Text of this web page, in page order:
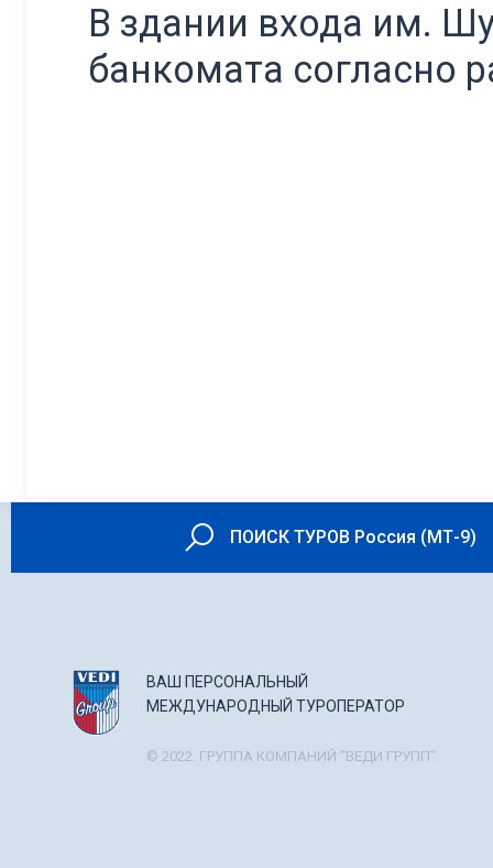
В здании входа им.
банкомата согласно
ПОИСК ТУРОВ Россия (МТ-9)
ВАШ ПЕРСОНАЛЬНЫЙ
МЕЖДУНАРОДНЫЙ ТУРОПЕРАТОР
© 2022. ГРУППА КОМПАНИЙ "ВЕДИ ГРУПП".